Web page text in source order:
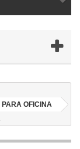
PARA OFICINA